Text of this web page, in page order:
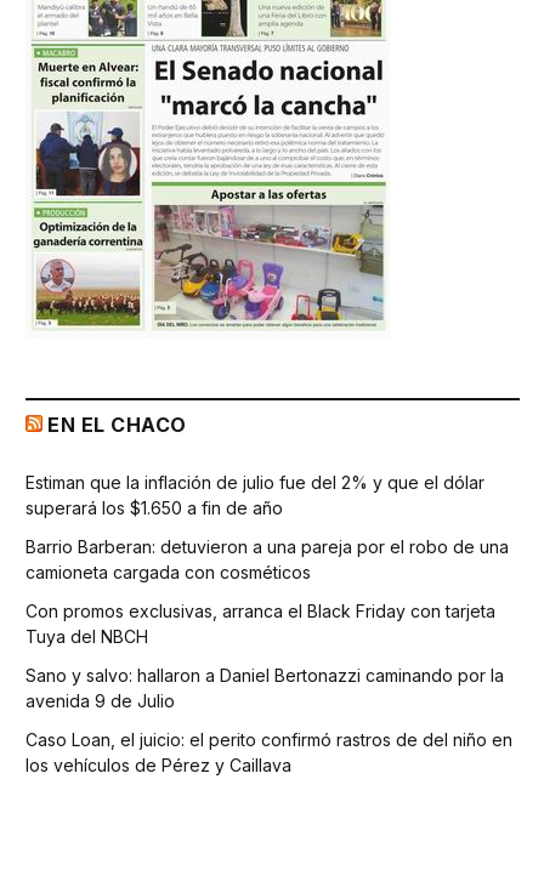
EN EL CHACO
Estiman que la inflación de julio fue del 2% y que el dólar
superará los $1.650 a fin de año
Barrio Barberan: detuvieron a una pareja por el robo de una
camioneta cargada con cosméticos
Con promos exclusivas, arranca el Black Friday con tarjeta
Tuya del NBCH
Sano y salvo: hallaron a Daniel Bertonazzi caminando por la
avenida 9 de Julio
Caso Loan, el juicio: el perito confirmó rastros de del niño en
los vehículos de Pérez y Caillava